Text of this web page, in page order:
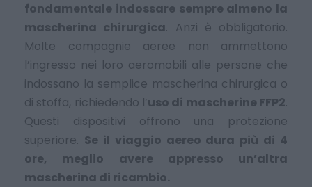
fondamentale indossare sempre almeno la
mascherina chirurgica. Anzi è obbligatorio.
Molte compagnie aeree non ammettono
l’ingresso nei loro aeromobili alle persone che
indossano la semplice mascherina chirurgica o
di stoffa, richiedendo l’uso di mascherine FFP2.
Questi dispositivi offrono una protezione
superiore. Se il viaggio aereo dura più di 4
ore, meglio avere appresso un’altra
mascherina di ricambio.